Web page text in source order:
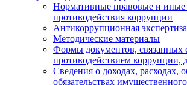
Нормативные правовые и иные
противодействия коррупции
Антикоррупционная экспертиза
Методические материалы
Формы документов, связанных
противодействием коррупции,
Сведения о доходах, расходах,
обязательствах